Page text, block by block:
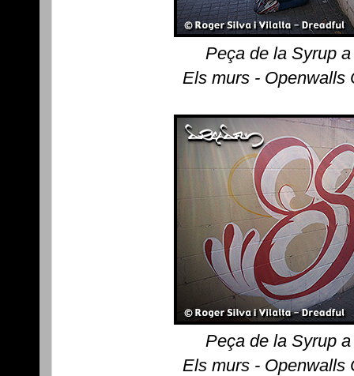
Peça de la Syrup
Els murs - Openwalls
Peça de la Syrup
Els murs - Openwalls